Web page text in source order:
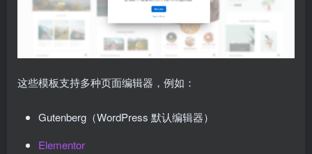
这些模板支持多种页面编辑器，例如：
Gutenberg（WordPress 默认编辑器）
Elementor